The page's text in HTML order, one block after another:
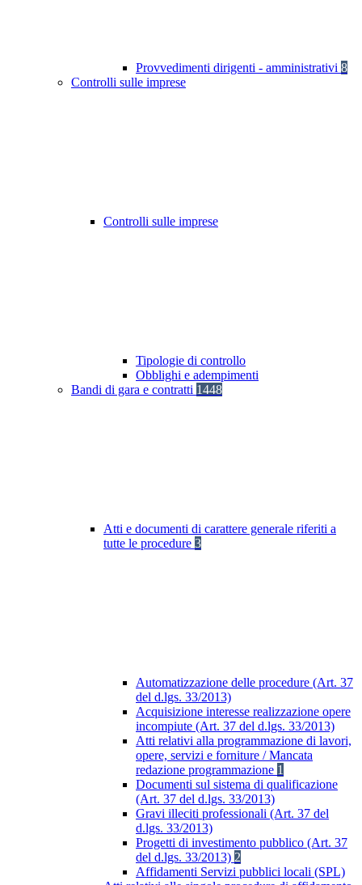
Provvedimenti dirigenti - amministrativi 8
Controlli sulle imprese
Controlli sulle imprese
Tipologie di controllo
Obblighi e adempimenti
Bandi di gara e contratti 1448
Atti e documenti di carattere generale riferiti a
tutte le procedure 3
Automatizzazione delle procedure (Art. 37
del d.lgs. 33/2013)
Acquisizione interesse realizzazione opere
incompiute (Art. 37 del d.lgs. 33/2013)
Atti relativi alla programmazione di lavori,
opere, servizi e forniture / Mancata
redazione programmazione 1
Documenti sul sistema di qualificazione
(Art. 37 del d.lgs. 33/2013)
Gravi illeciti professionali (Art. 37 del
d.lgs. 33/2013)
Progetti di investimento pubblico (Art. 37
del d.lgs. 33/2013) 2
Affidamenti Servizi pubblici locali (SPL)